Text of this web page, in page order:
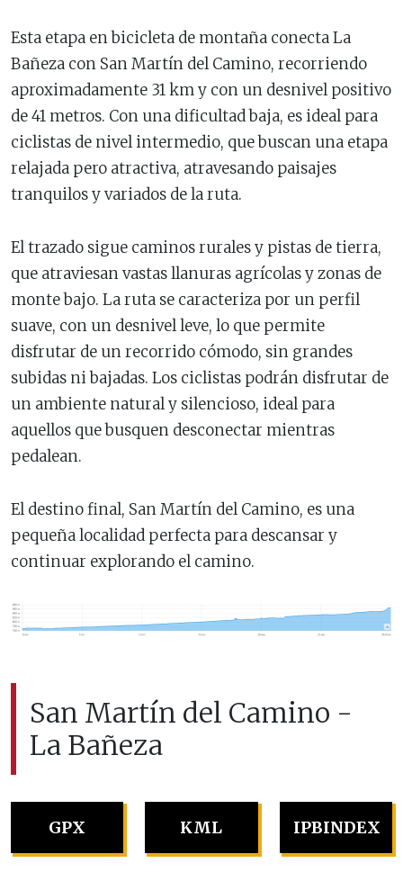
Esta etapa en bicicleta de montaña conecta La
Bañeza con San Martín del Camino, recorriendo
aproximadamente 31 km y con un desnivel positivo
de 41 metros. Con una dificultad baja, es ideal para
ciclistas de nivel intermedio, que buscan una etapa
relajada pero atractiva, atravesando paisajes
tranquilos y variados de la ruta.
El trazado sigue caminos rurales y pistas de tierra,
que atraviesan vastas llanuras agrícolas y zonas de
monte bajo. La ruta se caracteriza por un perfil
suave, con un desnivel leve, lo que permite
disfrutar de un recorrido cómodo, sin grandes
subidas ni bajadas. Los ciclistas podrán disfrutar de
un ambiente natural y silencioso, ideal para
aquellos que busquen desconectar mientras
pedalean.
El destino final, San Martín del Camino, es una
pequeña localidad perfecta para descansar y
continuar explorando el camino.
San Martín del Camino -
La Bañeza
GPX KML IPBINDEX